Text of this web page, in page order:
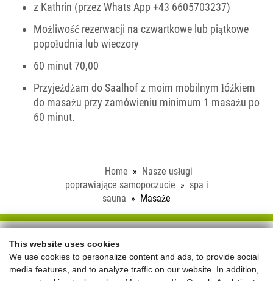
This website uses cookies
We use cookies to personalize content and ads, to provide social
media features, and to analyze traffic on our website. In addition,
z Kathrin (przez Whats App +43 6605703237)
Możliwość rezerwacji na czwartkowe lub piątkowe
popołudnia lub wieczory
60 minut 70,00
Przyjeżdżam do Saalhof z moim mobilnym łóżkiem
do masażu przy zamówieniu minimum 1 masażu po
60 minut.
Home
Nasze usługi
poprawiające samopoczucie
spa i
sauna
Masaże
Familie Rieder ● Saalhofstr. 26 ● A-5751 Maishofen
Telefon:+43 660 5703237